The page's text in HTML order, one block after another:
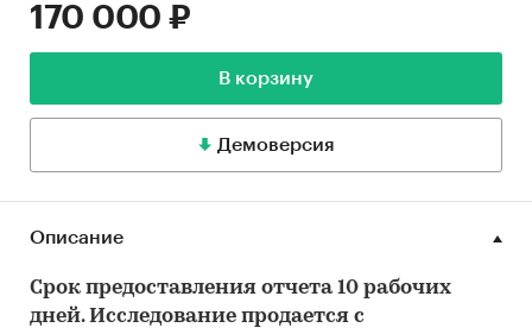
170 000 ₽
В корзину
Демоверсия
Описание
Срок предоставления отчета 10 рабочих
дней. Исследование продается с